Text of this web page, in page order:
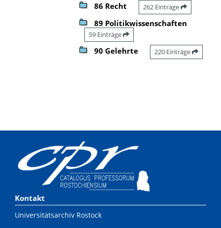
86 Recht 262 Einträge
89 Politikwissenschaften
59 Einträge
90 Gelehrte 220 Einträge
Kontakt
Universitätsarchiv Rostock